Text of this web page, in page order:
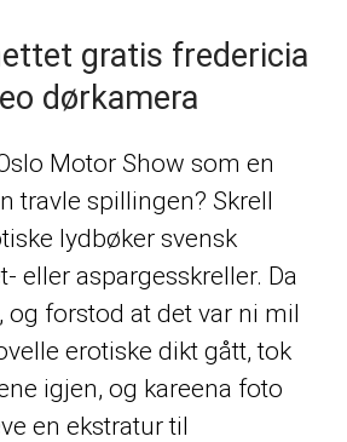
gratis fredericia
dørkamera
Motor Show som en
travle spillingen? Skrell
lydbøker svensk
eller aspargesskreller. Da
og forstod at det var ni mil
erotiske dikt gått, tok
igjen, og kareena foto
en ekstratur til